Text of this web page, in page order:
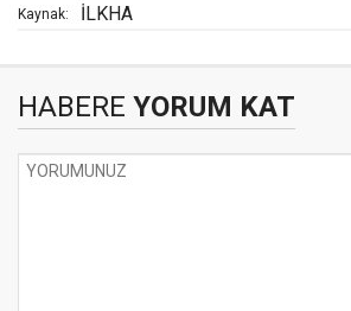
Kaynak: İLKHA
HABERE YORUM KAT